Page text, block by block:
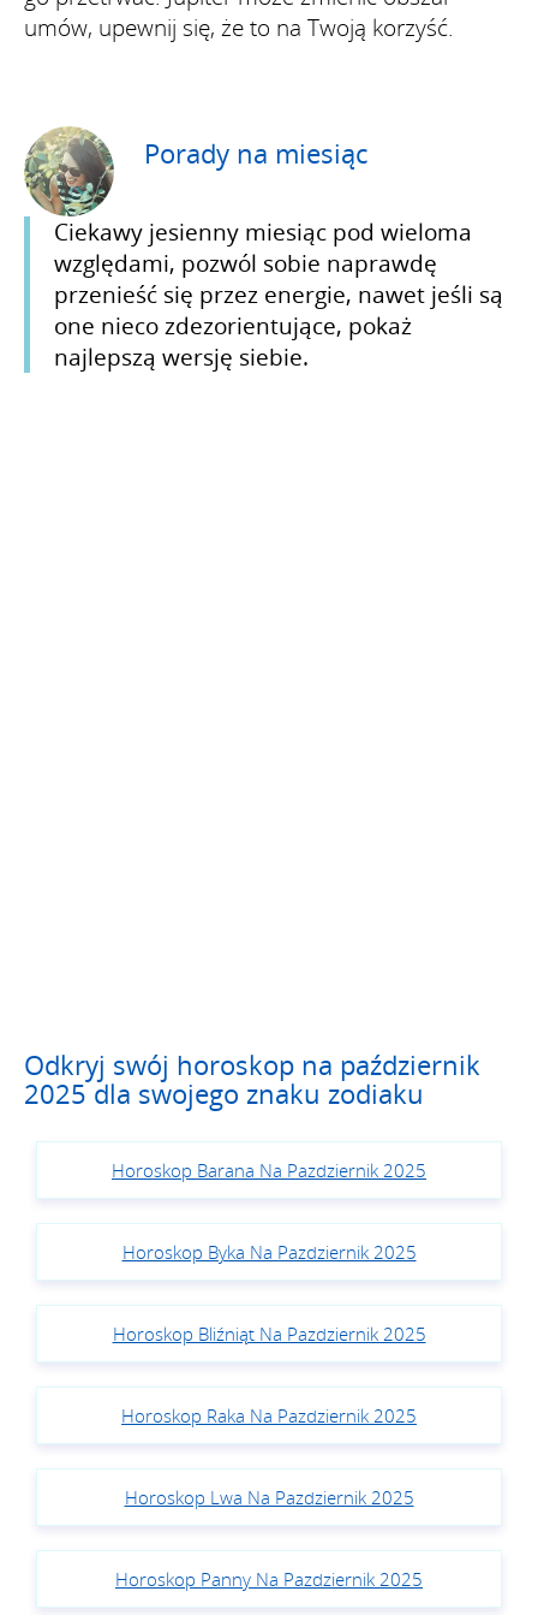
umów, upewnij się, że to na Twoją korzyść.
Porady na miesiąc
Ciekawy jesienny miesiąc pod wieloma
względami, pozwól sobie naprawdę
przenieść się przez energie, nawet jeśli są
one nieco zdezorientujące, pokaż
najlepszą wersję siebie.
Odkryj swój horoskop na październik
2025 dla swojego znaku zodiaku
Horoskop Barana Na Pazdziernik 2025
Horoskop Byka Na Pazdziernik 2025
Horoskop Bliźniąt Na Pazdziernik 2025
Horoskop Raka Na Pazdziernik 2025
Horoskop Lwa Na Pazdziernik 2025
Horoskop Panny Na Pazdziernik 2025